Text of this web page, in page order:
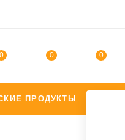
0 0 0
ПРОДУКТЫ